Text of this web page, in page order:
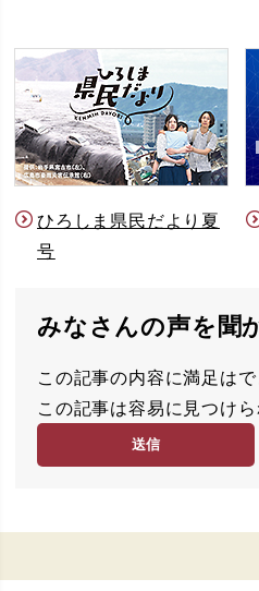
ひろしま県民だより夏
号
みなさんの声を聞
満
足
この記事の内容に満足は
容
度
この記事は容易に見つけ